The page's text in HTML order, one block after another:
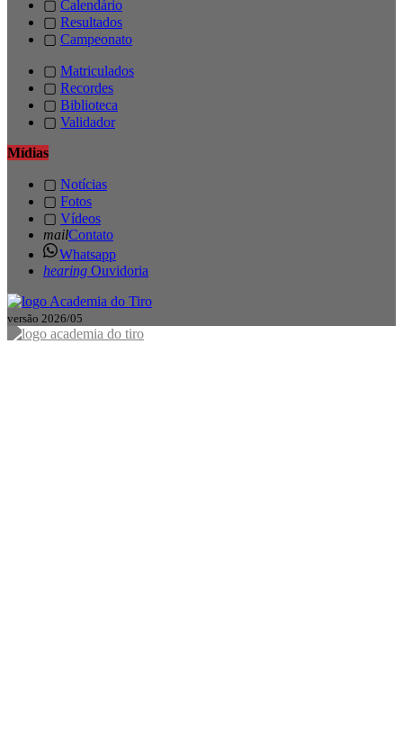
▢ Calendário
▢ Resultados
▢ Campeonato
▢ Matriculados
▢ Recordes
▢ Biblioteca
▢ Validador
Mídias
▢ Notícias
▢ Fotos
▢ Vídeos
mailContato
Whatsapp
hearing Ouvidoria
versão 2026/05